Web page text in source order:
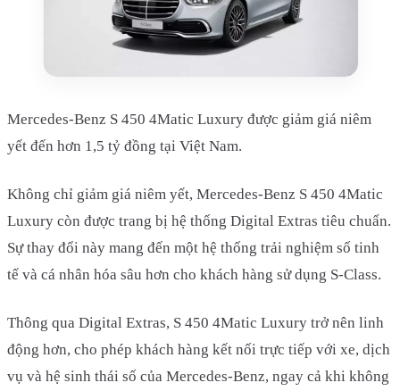
Mercedes-Benz S 450 4Matic Luxury được giảm giá niêm
yết đến hơn 1,5 tỷ đồng tại Việt Nam.
Không chỉ giảm giá niêm yết, Mercedes-Benz S 450 4Matic
Luxury còn được trang bị hệ thống Digital Extras tiêu chuẩn.
Sự thay đổi này mang đến một hệ thống trải nghiệm số tinh
tế và cá nhân hóa sâu hơn cho khách hàng sử dụng S-Class.
Thông qua Digital Extras, S 450 4Matic Luxury trở nên linh
động hơn, cho phép khách hàng kết nối trực tiếp với xe, dịch
vụ và hệ sinh thái số của Mercedes-Benz, ngay cả khi không